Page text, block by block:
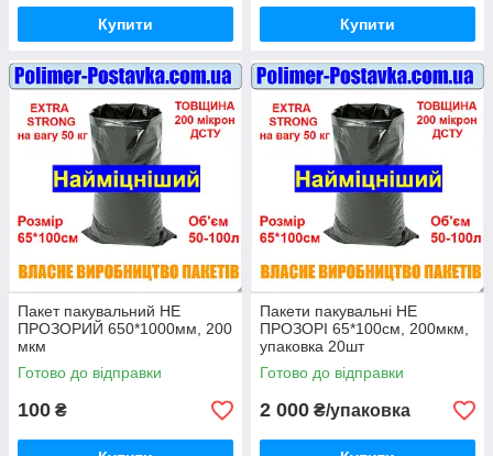
Купити Купити
Пакет пакувальний НЕ
ПРОЗОРИЙ 650*1000мм, 200
мкм
Готово до відправки
100 ₴
Пакети пакувальні НЕ
ПРОЗОРІ 65*100см, 200мкм,
упаковка 20шт
Готово до відправки
2 000 ₴/упаковка